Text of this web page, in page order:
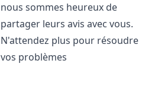
nous sommes heureux de
partager leurs avis avec vous.
N'attendez plus pour résoudre
vos problèmes